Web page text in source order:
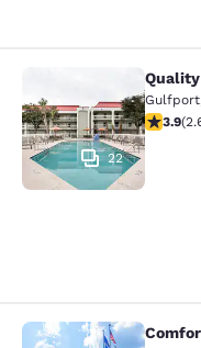
Quality Inn
22
Gulfport
3.93-
3.9(
Comfort